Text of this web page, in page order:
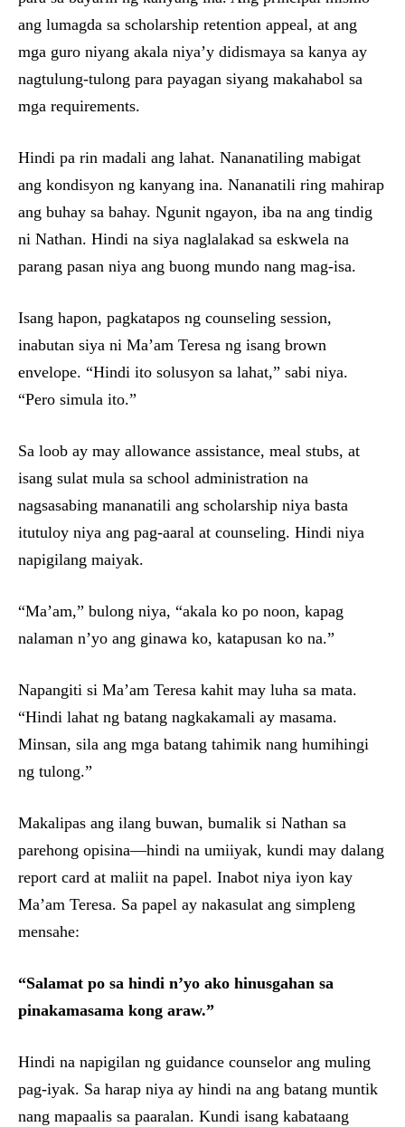
ang lumagda sa scholarship retention appeal, at ang
mga guro niyang akala niya’y didismaya sa kanya ay
nagtulung-tulong para payagan siyang makahabol sa
mga requirements.
Hindi pa rin madali ang lahat. Nananatiling mabigat
ang kondisyon ng kanyang ina. Nananatili ring mahirap
ang buhay sa bahay. Ngunit ngayon, iba na ang tindig
ni Nathan. Hindi na siya naglalakad sa eskwela na
parang pasan niya ang buong mundo nang mag-isa.
Isang hapon, pagkatapos ng counseling session,
inabutan siya ni Ma’am Teresa ng isang brown
envelope. “Hindi ito solusyon sa lahat,” sabi niya.
“Pero simula ito.”
Sa loob ay may allowance assistance, meal stubs, at
isang sulat mula sa school administration na
nagsasabing mananatili ang scholarship niya basta
itutuloy niya ang pag-aaral at counseling. Hindi niya
napigilang maiyak.
“Ma’am,” bulong niya, “akala ko po noon, kapag
nalaman n’yo ang ginawa ko, katapusan ko na.”
Napangiti si Ma’am Teresa kahit may luha sa mata.
“Hindi lahat ng batang nagkakamali ay masama.
Minsan, sila ang mga batang tahimik nang humihingi
ng tulong.”
Makalipas ang ilang buwan, bumalik si Nathan sa
parehong opisina—hindi na umiiyak, kundi may dalang
report card at maliit na papel. Inabot niya iyon kay
Ma’am Teresa. Sa papel ay nakasulat ang simpleng
mensahe:
“Salamat po sa hindi n’yo ako hinusgahan sa
pinakamasama kong araw.”
Hindi na napigilan ng guidance counselor ang muling
pag-iyak. Sa harap niya ay hindi na ang batang muntik
nang mapaalis sa paaralan. Kundi isang kabataang